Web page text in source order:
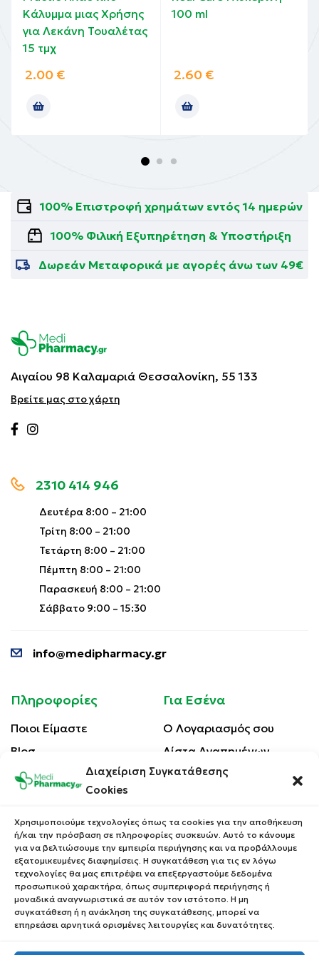
Διαχείριση Συγκατάθεσης
Cookies
Χρησιμοποιούμε τεχνολογίες όπως τα cookies για την αποθήκευση
ή/και την πρόσβαση σε πληροφορίες συσκευών. Αυτό το κάνουμε
για να βελτιώσουμε την εμπειρία περιήγησης και να προβάλλουμε
εξατομικευμένες διαφημίσεις. Η συγκατάθεση για τις εν λόγω
τεχνολογίες θα μας επιτρέψει να επεξεργαστούμε δεδομένα
προσωπικού χαρακτήρα, όπως συμπεριφορά περιήγησης ή
μοναδικά αναγνωριστικά σε αυτόν τον ιστότοπο. Η μη
συγκατάθεση ή η ανάκληση της συγκατάθεσης, μπορεί να
επηρεάσει αρνητικά ορισμένες λειτουργίες και δυνατότητες.
Κάλυμμα μιας Χρήσης
για Λεκάνη Τουαλέτας
15 τμχ
2.00 €
100 ml
2.60 €
100% Επιστροφή χρημάτων εντός 14 ημερών
100% Φιλική Εξυπηρέτηση & Υποστήριξη
Δωρεάν Μεταφορικά με αγορές άνω των 49€
Αιγαίου 98 Καλαμαριά Θεσσαλονίκη, 55 133
Βρείτε μας στο χάρτη
2310 414 946
Δευτέρα 8:00 – 21:00
Τρίτη 8:00 – 21:00
Τετάρτη 8:00 – 21:00
Πέμπτη 8:00 – 21:00
Παρασκευή 8:00 – 21:00
Σάββατο 9:00 – 15:30
info@medipharmacy.gr
Πληροφορίες
Ποιοι Είμαστε
Blog
Επικοινωνία
Πολιτική Απορρήτου
Τρόποι Αποστολής
Τρόποι Πληρωμής
Επιστροφές Προϊόντων
Για Εσένα
Ο Λογαριασμός σου
Λίστα Αγαπημένων
Οι Παραγγελίες σου
Κέρδισε Κουπόνι
Έκπτωσης